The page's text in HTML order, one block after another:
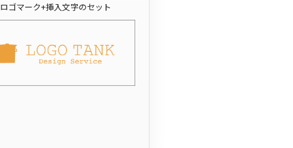
ロゴマーク+挿入文字のセット